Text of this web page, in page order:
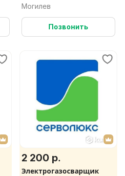
Могилев
Позвонить
2 200 р.
Электрогазосварщик